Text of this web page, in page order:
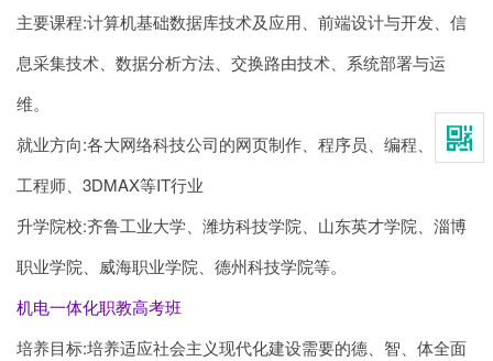
主要课程:计算机基础数据库技术及应用、前端设计与开发、信
息采集技术、数据分析方法、交换路由技术、系统部署与运
维。
就业方向:各大网络科技公司的网页制作、程序员、编程、网络
工程师、3DMAX等IT行业
升学院校:齐鲁工业大学、潍坊科技学院、山东英才学院、淄博
职业学院、威海职业学院、德州科技学院等。
机电一体化职教高考班
培养目标:培养适应社会主义现代化建设需要的德、智、体全面